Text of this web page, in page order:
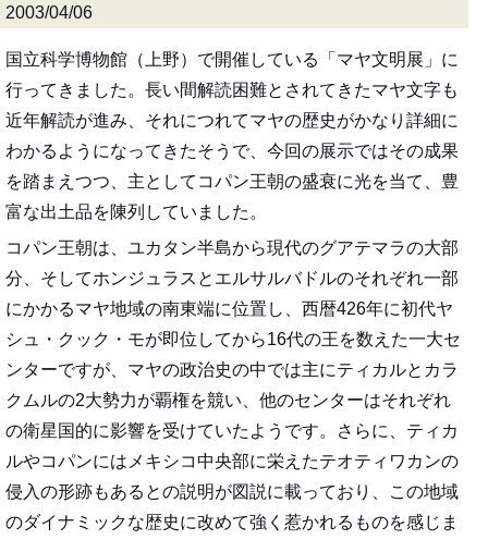
2003/04/06
国立科学博物館（上野）で開催している「マヤ文明展」に
行ってきました。長い間解読困難とされてきたマヤ文字も
近年解読が進み、それにつれてマヤの歴史がかなり詳細に
わかるようになってきたそうで、今回の展示ではその成果
を踏まえつつ、主としてコパン王朝の盛衰に光を当て、豊
富な出土品を陳列していました。
コパン王朝は、ユカタン半島から現代のグアテマラの大部
分、そしてホンジュラスとエルサルバドルのそれぞれ一部
にかかるマヤ地域の南東端に位置し、西暦426年に初代ヤ
シュ・クック・モが即位してから16代の王を数えた一大セ
ンターですが、マヤの政治史の中では主にティカルとカラ
クムルの2大勢力が覇権を競い、他のセンターはそれぞれ
の衛星国的に影響を受けていたようです。さらに、ティカ
ルやコパンにはメキシコ中央部に栄えたテオティワカンの
侵入の形跡もあるとの説明が図説に載っており、この地域
のダイナミックな歴史に改めて強く惹かれるものを感じま